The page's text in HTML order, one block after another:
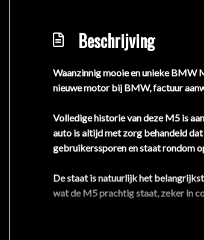
Beschrijving
Waanzinnig mooie en unieke BMW
nieuwe motor bij BMW, factuur
Volledige historie van deze M5 is
auto is altijd met zorg behandeld
gebruikerssporen en staat rondom
De staat is natuurlijk het
wat de M5 prachtig staat, zeker in